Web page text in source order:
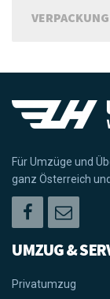
VERPACKUNG
Für Umzüge und
ganz Österreich
UMZUG &
Privatumzug